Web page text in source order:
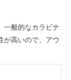
一般的なカラビナ
が高いので、アウ